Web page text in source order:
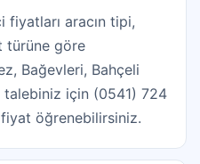
aracın tipi,
türüne göre
Bağevleri, Bahçeli
için (0541) 724
öğrenebilirsiniz.